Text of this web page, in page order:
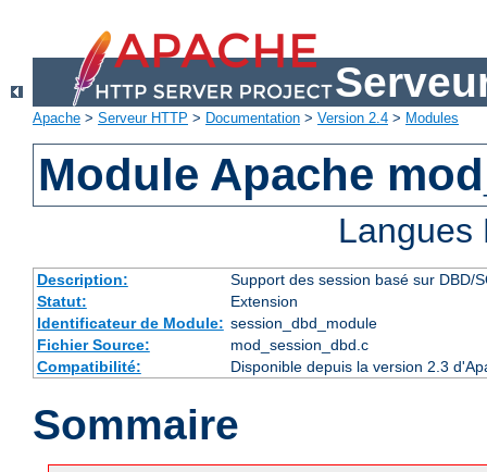
Apache > Serveur HTTP > Documentation > Version 2.4 > Modules
Module Apache
Description:
Support des session basé sur DBD/
Statut:
Extension
Identificateur de Module: session_dbd_module
Fichier Source:
mod_session_dbd.c
Compatibilité:
Disponible depuis la version 2.3
Sommaire